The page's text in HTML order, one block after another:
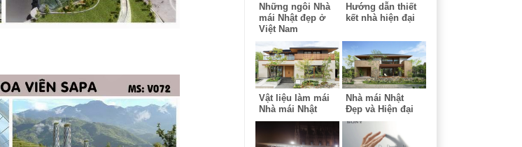
Những ngôi Nhà
mái Nhật đẹp ở
Việt Nam
Hướng dẫn thiết
kết nhà hiện đại
Vật liệu làm mái
Nhà mái Nhật
Nhà mái Nhật
Đẹp và Hiện đại